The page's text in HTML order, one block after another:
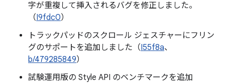
字が重複して挿入されるバグを修正しました。
（I9fdc0）
トラックパッドのスクロール ジェスチャーにフリン
グのサポートを追加しました（I55f8a、
b/479285849）
試験運用版の Style API のベンチマークを追加